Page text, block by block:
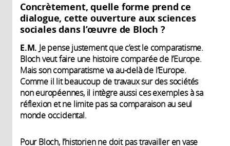
Concrètement, quelle forme prend ce
dialogue, cette ouverture aux sciences
sociales dans l’œuvre de Bloch ?
E.M. Je pense justement que c’est le comparatisme.
Bloch veut faire une histoire comparée de l’Europe.
Mais son comparatisme va au-delà de l’Europe.
Comme il lit beaucoup de travaux sur des sociétés
non européennes, il intègre aussi ces exemples à sa
réflexion et ne limite pas sa comparaison au seul
monde occidental.
Pour Bloch, l’historien ne doit pas travailler en vase